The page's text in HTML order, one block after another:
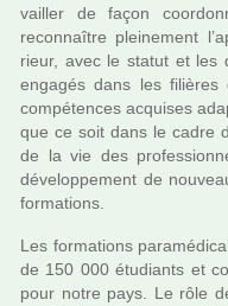
vailler de façon
reconnaî­tre plei­ne­ment
rieur, avec le statut et les
enga­gés dans les
com­pé­ten­ces acqui­ses
que ce soit dans le cadre
de la vie des
déve­lop­pe­ment de
for­ma­tions.
Les for­ma­tions
de 150 000 étudiants et
pour notre pays. Le rôle